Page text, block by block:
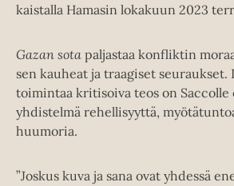
kaistalla Hamasin lokakuun 2023
Gazan sota paljastaa konfliktin
sen kauheat ja traagiset seuraukset.
toimintaa kritisoiva teos on
yhdistelmä rehellisyyttä,
huumoria.
”Joskus kuva ja sana ovat yhdessä